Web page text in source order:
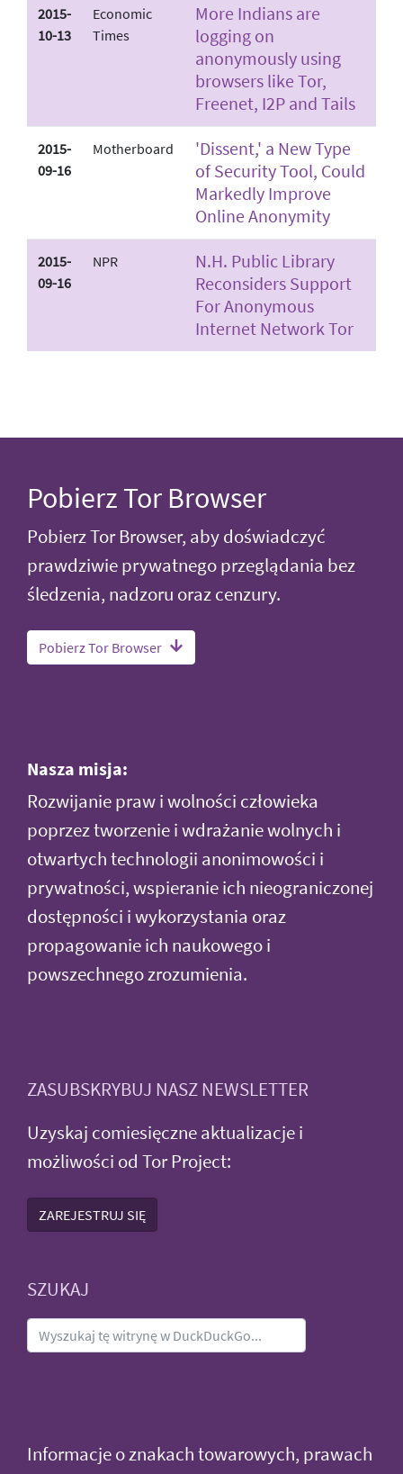
2015-
10-13
Economic
Times
More Indians are
logging on
anonymously using
browsers like Tor,
Freenet, I2P and Tails
2015-
09-16
Motherboard
'Dissent,' a New Type
of Security Tool, Could
Markedly Improve
Online Anonymity
2015-
09-16
NPR
N.H. Public Library
Reconsiders Support
For Anonymous
Internet Network Tor
Pobierz Tor Browser
Pobierz Tor Browser, aby doświadczyć
prawdziwie prywatnego przeglądania bez
śledzenia, nadzoru oraz cenzury.
Pobierz Tor Browser
Nasza misja:
Rozwijanie praw i wolności człowieka
poprzez tworzenie i wdrażanie wolnych i
otwartych technologii anonimowości i
prywatności, wspieranie ich nieograniczonej
dostępności i wykorzystania oraz
propagowanie ich naukowego i
powszechnego zrozumienia.
ZASUBSKRYBUJ NASZ NEWSLETTER
Uzyskaj comiesięczne aktualizacje i
możliwości od Tor Project:
ZAREJESTRUJ SIĘ
SZUKAJ
Informacje o znakach towarowych, prawach